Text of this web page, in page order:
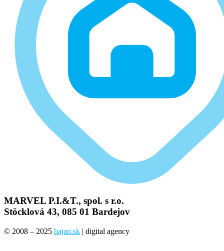
MARVEL P.I.&T., spol. s r.o.
Stöcklová 43, 085 01 Bardejov
© 2008 – 2025 bajan.sk | digital agency